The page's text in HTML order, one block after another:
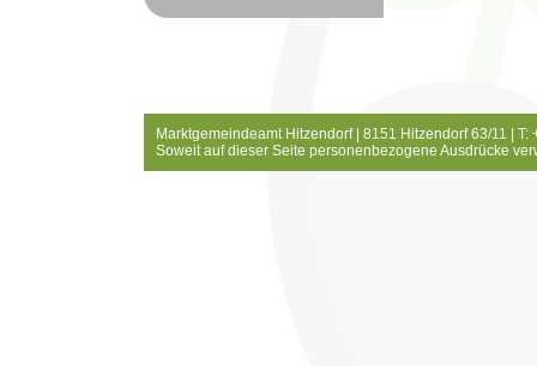
Marktgemeindeamt Hitzendorf | 8151 Hitzendorf 63/11 |
Soweit auf dieser Seite personenbezogene Ausdrücke